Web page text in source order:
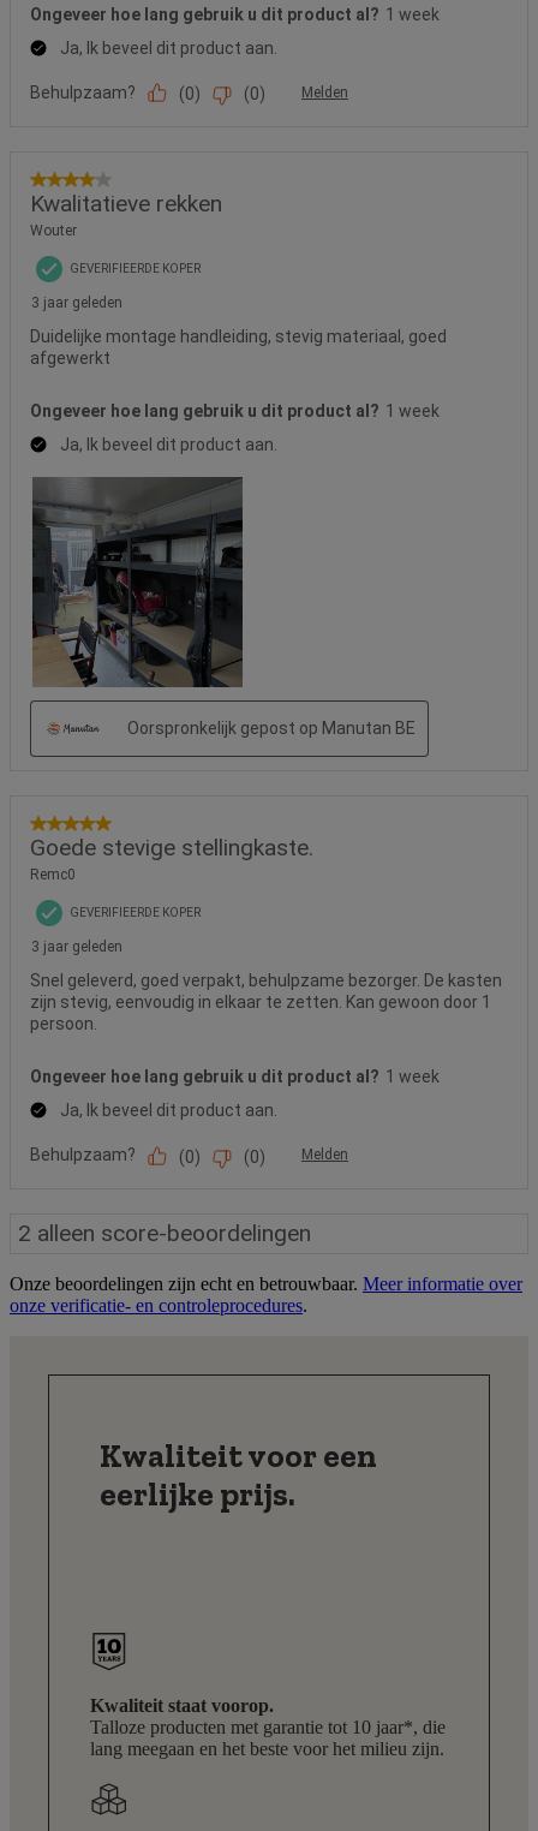
Onze beoordelingen zijn echt en betrouwbaar. Meer informatie over
onze verificatie- en controleprocedures.
Kwaliteit voor een
eerlijke prijs.
Kwaliteit staat voorop.
Talloze producten met garantie tot 10 jaar*, die
lang meegaan en het beste voor het milieu zijn.